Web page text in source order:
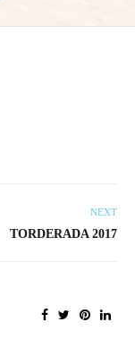
NEXT
TORDERADA 2017